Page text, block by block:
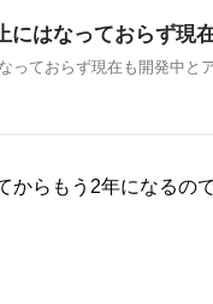
らもう2年になるので